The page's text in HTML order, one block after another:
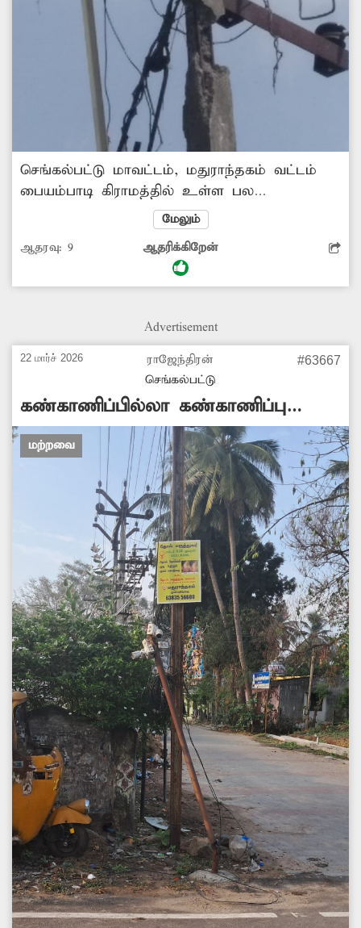
செங்கல்பட்டு மாவட்டம், மதுராந்தகம் வட்டம்
பையம்பாடி கிராமத்தில் உள்ள பல
மின்கம்பங்கள் சிதலமடைந்து சிமெண்டு
பூச்சுகள் பெயர்ந்து எலும்புக்கூடு போன்று
காட்சியளிக்கிறது. அந்த மின்கம்பங்கள் கீழே
விழுவதற்கு முன்பு மின்வாரிய அதிகாரிகள்
கோரிக்கை வைக்கின்றனர்.
மேலும்
ஆதரவு: 9 ஆதரிக்கிறேன்
Advertisement
22 மார்ச் 2026
ராஜேந்திரன்
செங்கல்பட்டு
#63667
கண்காணிப்பில்லா கண்காணிப்பு
கேமரா
மற்றவை